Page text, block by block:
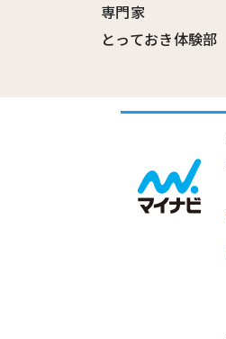
専門家
とっておき体験部